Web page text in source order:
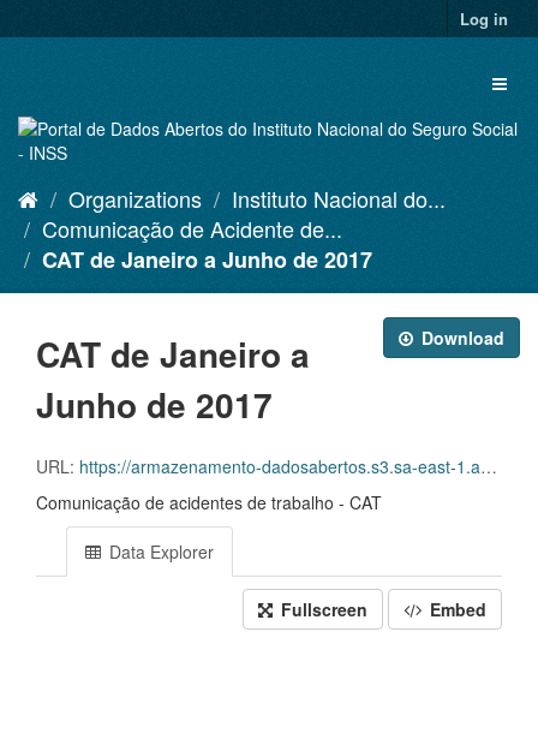
to
Log in
Organizations
Instituto Nacional do...
Comunicação de Acidente de...
CAT de Janeiro a Junho de 2017
Download
CAT de Janeiro a
Junho de 2017
URL: https://armazenamento-dadosabertos.s3.sa-east-1.amazonaws.com/PDA_2023_2025/Grupos_de_dados/Comunica%C3%A7%C3%B5es+de+Acidente+de+Trabalho+%E2%80%93+CAT/CATS+EMITIDAS_JANEIRO+A+JUNHO_2017.xlsx
Comunicação de acidentes de trabalho - CAT
Data Explorer
Fullscreen Embed